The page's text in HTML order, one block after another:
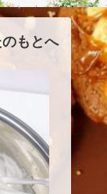
もとへ